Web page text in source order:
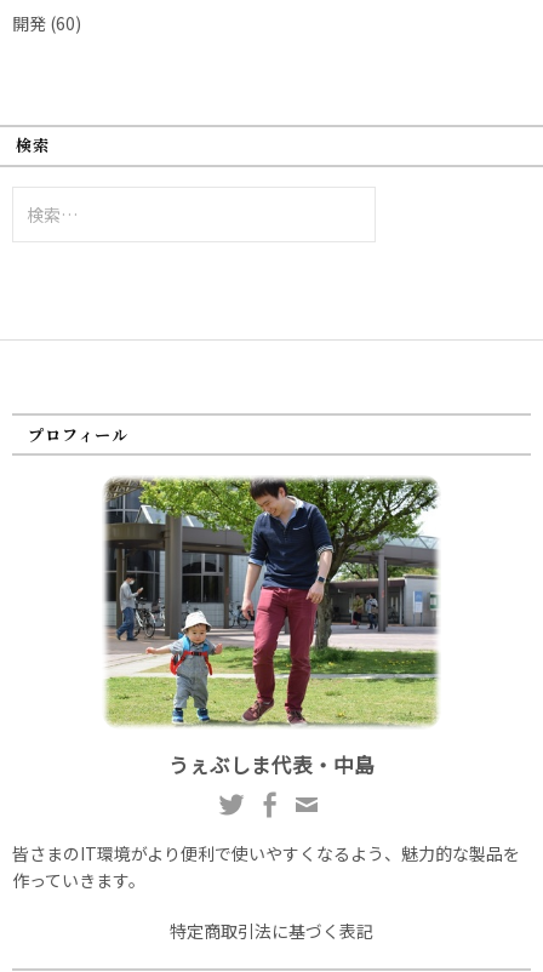
開発 (60)
検索
索:
プロフィール
うぇぶしま代表・中島
皆さまのIT環境がより便利で使いやすくなるよう、魅力的な製品を
作っていきます。
特定商取引法に基づく表記